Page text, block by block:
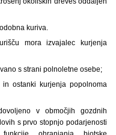
kuriva.
mora izvajalec kurjenja
s strani polnoletne osebe;
ostanki kurjenja popolnoma
v območjih gozdnih
s prvo stopnjo podarjenosti